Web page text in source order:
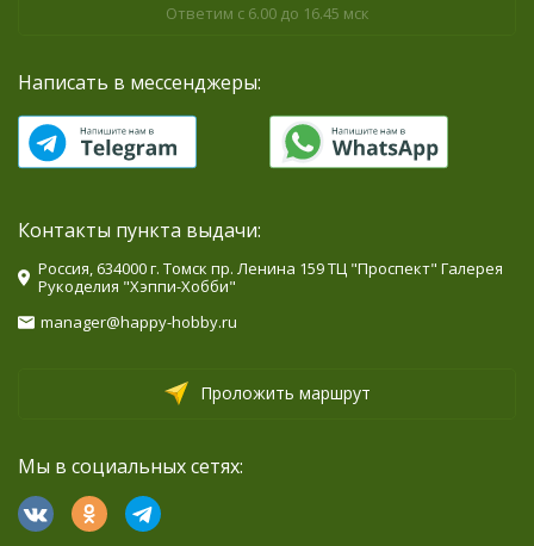
Ответим с 6.00 до 16.45 мск
Написать в мессенджеры:
Контакты пункта выдачи:
Россия, 634000 г. Томск пр. Ленина 159 ТЦ "Проспект" Галерея
Рукоделия "Хэппи-Хобби"
manager@happy-hobby.ru
Проложить маршрут
Мы в социальных сетях: